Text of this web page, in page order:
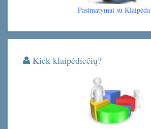
Pasimatymai su Klaipėda
Kiek klaipėdiečių?